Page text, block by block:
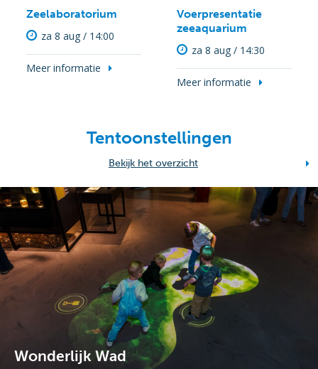
Zeelaboratorium
za 8 aug / 14:00
Meer informatie
Voerpresentatie
zeeaquarium
za 8 aug / 14:30
Meer informatie
Tentoonstellingen
Bekijk het overzicht
Wonderlijk Wad